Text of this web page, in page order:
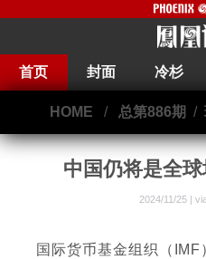
首页 封面 冷杉
HOME / 总第886期 /
中国仍将是全
2024/11/25 |
国际货币基金组织（